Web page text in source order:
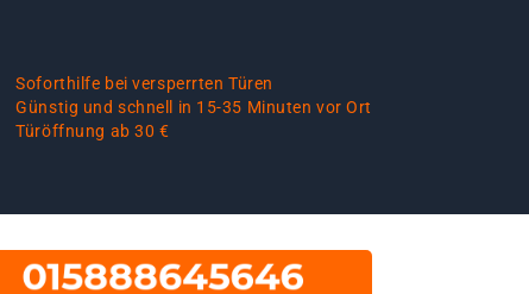
Soforthilfe bei versperrten Türen
Günstig und schnell in 15-35 Minuten vor Ort
Türöffnung ab 30 €